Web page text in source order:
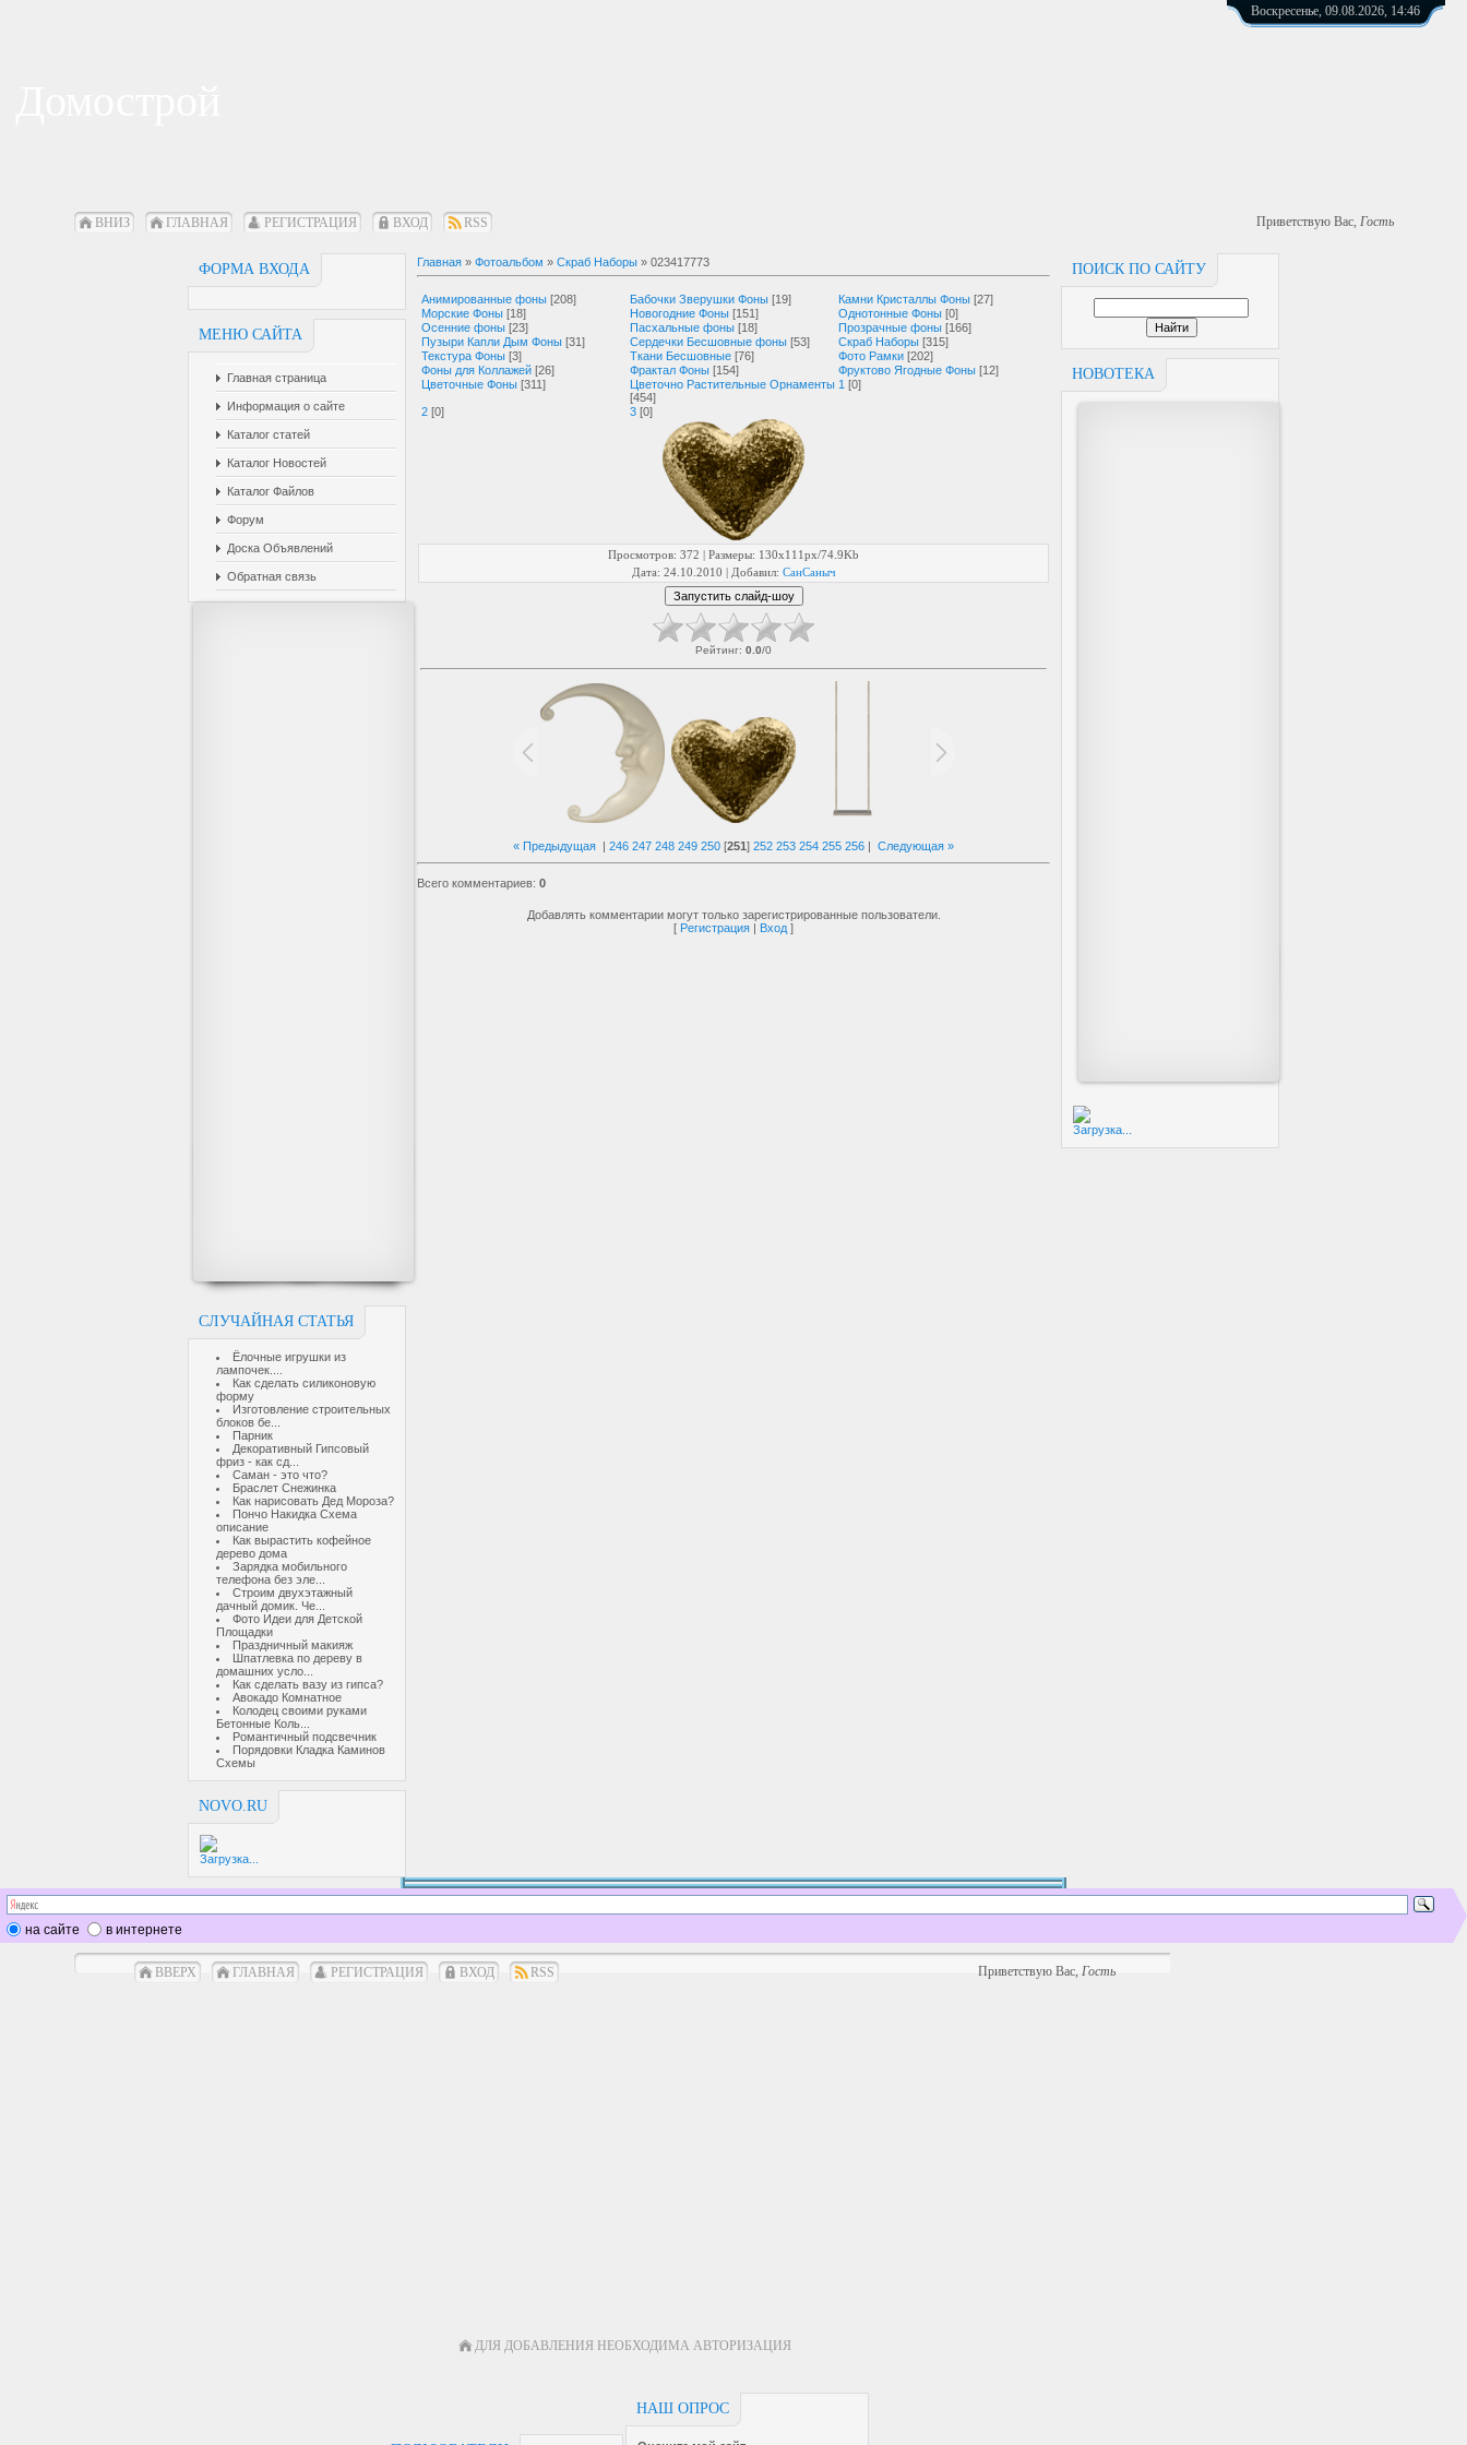
Воскресенье, 09.08.2026, 14:46
ВНИЗ ГЛАВНАЯ РЕГИСТРАЦИЯ ВХОД RSS Приветствую Вас, Гость
ФОРМА ВХОДА
МЕНЮ САЙТА
Главная страница
Информация о сайте
Каталог статей
Каталог Новостей
Каталог Файлов
Форум
Доска Объявлений
Обратная связь
СЛУЧАЙНАЯ СТАТЬЯ
Ёлочные игрушки из
лампочек....
Как сделать силиконовую
форму
Изготовление строительных
блоков бе...
Парник
Декоративный Гипсовый
фриз - как сд...
Саман - это что?
Браслет Снежинка
Как нарисовать Дед Мороза?
Пончо Накидка Схема
описание
Как вырастить кофейное
дерево дома
Зарядка мобильного
телефона без эле...
Строим двухэтажный
дачный домик. Че...
Фото Идеи для Детской
Площадки
Праздничный макияж
Шпатлевка по дереву в
домашних усло...
Как сделать вазу из гипса?
Авокадо Комнатное
Колодец своими руками
Бетонные Коль...
Романтичный подсвечник
Порядовки Кладка Каминов
Схемы
NOVO.RU
Загрузка...
ПОИСК ПО САЙТУ
НОВОТЕКА
Загрузка...
Главная » Фотоальбом » Скраб Наборы » 023417773
Анимированные фоны [208] Бабочки Зверушки Фоны [19] Камни Кристаллы Фоны [27]
Морские Фоны [18] Новогодние Фоны [151] Однотонные Фоны [0]
Осенние фоны [23] Пасхальные фоны [18] Прозрачные фоны [166]
Пузыри Капли Дым Фоны [31] Сердечки Бесшовные фоны [53] Скраб Наборы [315]
Текстура Фоны [3] Ткани Бесшовные [76] Фото Рамки [202]
Фоны для Коллажей [26] Фрактал Фоны [154] Фруктово Ягодные Фоны [12]
Цветочные Фоны [311]
Цветочно Растительные Орнаменты
[454]
1 [0]
2 [0] 3 [0]
Просмотров: 372 | Размеры: 130x111px/74.9Kb
Дата: 24.10.2010 | Добавил: СанСаныч
Рейтинг: 0.0/0
« Предыдущая | 246 247 248 249 250 [251] 252 253 254 255 256 | Следующая »
Всего комментариев: 0
Добавлять комментарии могут только зарегистрированные пользователи.
[ Регистрация | Вход ]
на сайте в интернете
ВВЕРХ ГЛАВНАЯ РЕГИСТРАЦИЯ ВХОД RSS Приветствую Вас,Гость
ДЛЯ ДОБАВЛЕНИЯ НЕОБХОДИМА АВТОРИЗАЦИЯ
НАШ ОПРОС